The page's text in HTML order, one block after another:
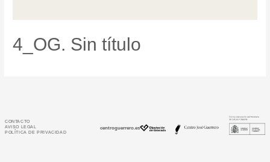
4_OG. Sin título
CONTACTO
AVISO LEGAL
POLÍTICA DE PRIVACIDAD
centroguerrero.es